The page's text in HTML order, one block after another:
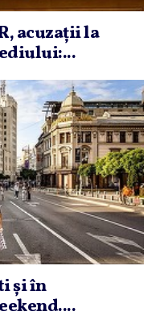
acuzaţii la
şi în